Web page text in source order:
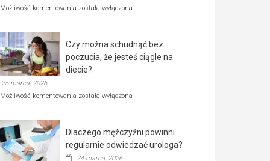
Możliwość komentowania „Zdrowie
bezpłatna
akcja
profilaktyczna
w
już
kwietnia!
została wyłączona
Czy można schudnąć bez
poczucia, że jesteś ciągle na
diecie?
25 marca, 2026
Możliwość komentowania Czy
poczucia,
że
została wyłączona
Dlaczego mężczyźni powinni
regularnie odwiedzać urologa?
24 marca, 2026